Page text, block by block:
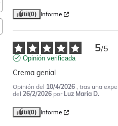
Útil (0) Informe
5/5
Opinión verificada
Crema genial
Opinión del 10/4/2026 , tras una
del 26/2/2026 por Luz Maria D.
Útil (0) Informe